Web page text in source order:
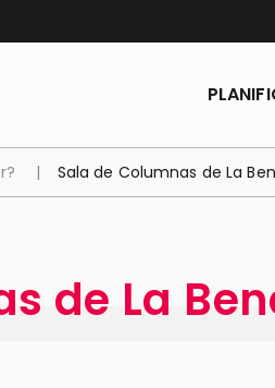
Sala de Columnas de La
de La